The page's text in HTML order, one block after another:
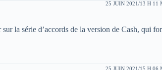
25 JUIN 2021/13 H 11
la série d’accords de la version de Cash, qui
25 JUIN 2021/15 H 06